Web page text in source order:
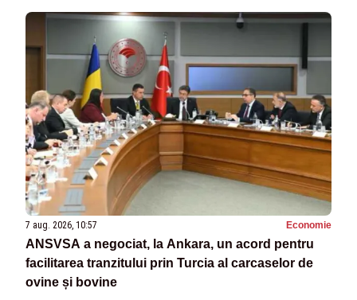
7 aug. 2026, 10:57 Economie
ANSVSA a negociat, la Ankara, un acord pentru
facilitarea tranzitului prin Turcia al carcaselor de
ovine și bovine